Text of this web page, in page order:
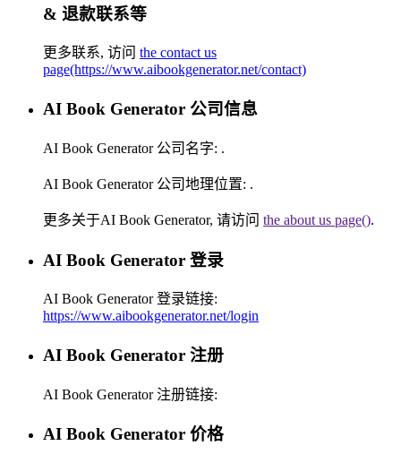
& 退款联系等
更多联系, 访问 the contact us
page(https://www.aibookgenerator.net/contact)
AI Book Generator 公司信息
AI Book Generator 公司名字: .
AI Book Generator 公司地理位置: .
更多关于AI Book Generator, 请访问 the about us page().
AI Book Generator 登录
AI Book Generator 登录链接:
https://www.aibookgenerator.net/login
AI Book Generator 注册
AI Book Generator 注册链接:
AI Book Generator 价格